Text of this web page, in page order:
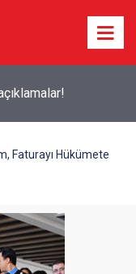
Faturayı Hükümete